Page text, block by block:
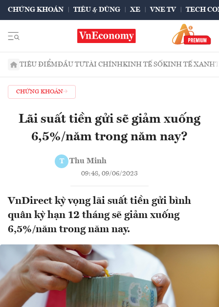
CHỨNG KHOÁN TIÊU & DÙNG XE VNE TV TECH
TIÊU ĐIỂMĐẦU TƯTÀI CHÍNHKINH TẾ SỐKINH TẾ XANH
CHỨNG KHOÁN
Lãi suất tiền gửi sẽ giảm xuống
6,5%/năm trong năm nay?
T Thu Minh
09:48, 09/06/2023
VnDirect kỳ vọng lãi suất tiền gửi bình
quân kỳ hạn 12 tháng sẽ giảm xuống
6,5%/năm trong năm nay.